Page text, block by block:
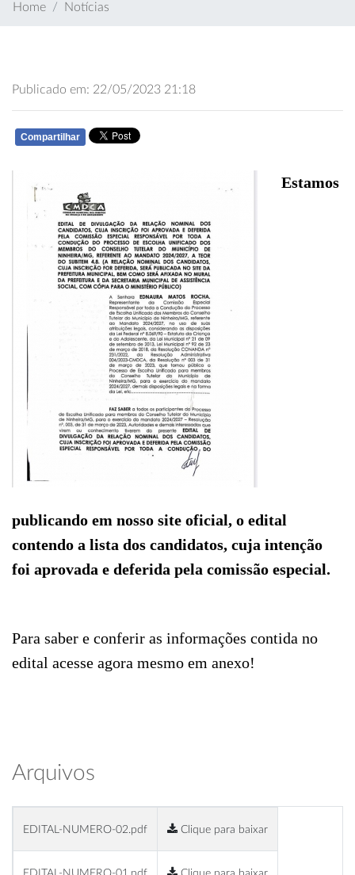
Home Notícias
Publicado em: 22/05/2023 21:18
Compartilhar
Estamos
publicando em nosso site oficial, o edital
contendo a lista dos candidatos, cuja intenção
foi aprovada e deferida pela comissão especial.
Para saber e conferir as informações contida no
edital acesse agora mesmo em anexo!
Arquivos
EDITAL-NUMERO-02.pdf Clique para baixar